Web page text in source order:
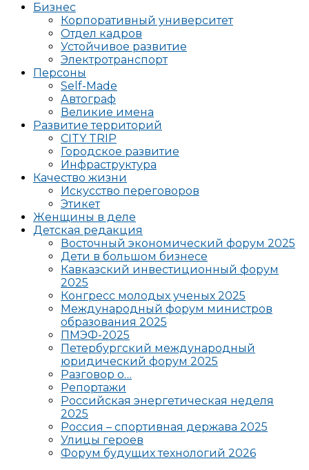
Бизнес
Корпоративный университет
Отдел кадров
Устойчивое развитие
Электротранспорт
Персоны
Self-Made
Автограф
Великие имена
Развитие территорий
CITY TRIP
Городское развитие
Инфраструктура
Качество жизни
Искусство переговоров
Этикет
Женщины в деле
Детская редакция
Восточный экономический форум 2025
Дети в большом бизнесе
Кавказский инвестиционный форум
2025
Конгресс молодых ученых 2025
Международный форум министров
образования 2025
ПМЭФ-2025
Петербургский международный
юридический форум 2025
Разговор о…
Репортажи
Российская энергетическая неделя
2025
Россия – спортивная держава 2025
Улицы героев
Форум будущих технологий 2026